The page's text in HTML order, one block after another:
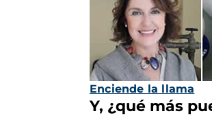
Enciende la llama
Y, ¿qué más